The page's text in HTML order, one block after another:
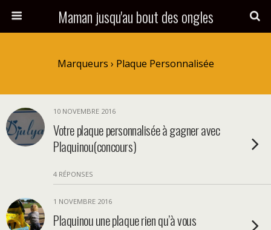
Maman jusqu'au bout des ongles
Marqueurs › Plaque Personnalisée
10 NOVEMBRE 2016
Votre plaque personnalisée à gagner avec
Plaquinou(concours)
4 RÉPONSES
1 NOVEMBRE 2016
Plaquinou une plaque rien qu’à vous